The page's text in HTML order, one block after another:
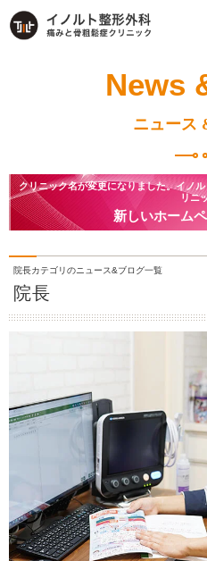
News
ニュース
クリニック名が変更になりました。イ
リニ
新しいホーム
院長カテゴリのニュース&ブログ一覧
院長